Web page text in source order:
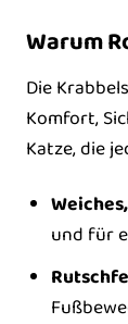
Warum
Die
Komfort,
Katze, die
und für